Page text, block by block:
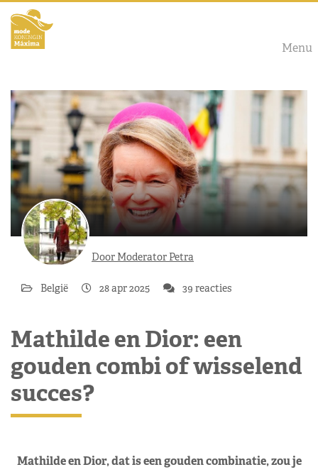
Menu
Door Moderator Petra
België 28 apr 2025 39 reacties
Mathilde en Dior: een
gouden combi of wisselend
succes?
Mathilde en Dior, dat is een gouden combinatie, zou je